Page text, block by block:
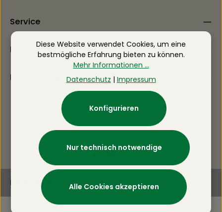
Service
Information
Ihre Vorteile
Newsletter
Diese Website verwendet Cookies, um eine
bestmögliche Erfahrung bieten zu können.
Mehr Informationen ...
Datenschutz | Impressum
Nur technisch notwendige
Konfigurieren
Alle Cookies akzeptieren